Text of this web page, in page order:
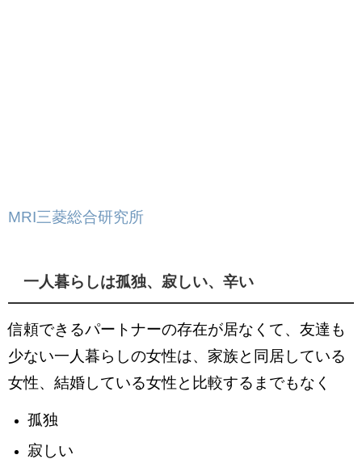
MRI三菱総合研究所
一人暮らしは孤独、寂しい、辛い
信頼できるパートナーの存在が居なくて、友達も
少ない一人暮らしの女性は、家族と同居している
女性、結婚している女性と比較するまでもなく
孤独
寂しい